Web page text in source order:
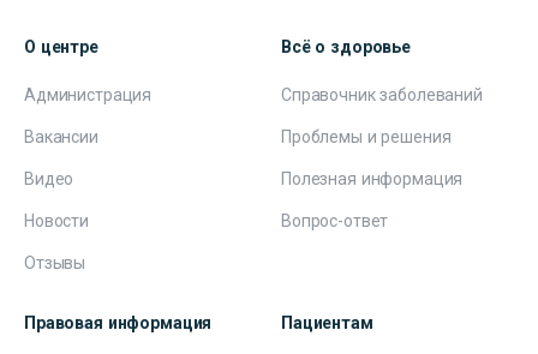
О центре
Администрация
Вакансии
Видео
Новости
Отзывы
Всё о здоровье
Справочник заболеваний
Проблемы и решения
Полезная информация
Вопрос-ответ
Правовая информация Пациентам